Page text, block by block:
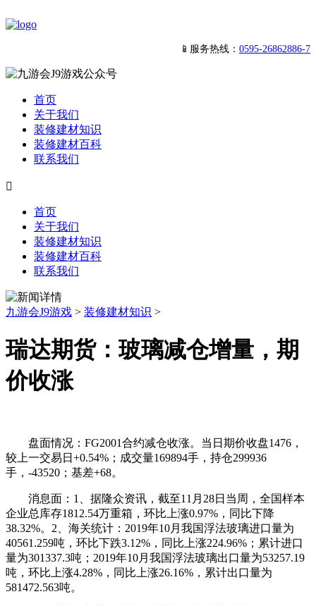
📱服务热线： 0595-26862886-7
首页
关于我们
装修建材知识
装修建材百科
联系我们

首页
关于我们
装修建材知识
装修建材百科
联系我们
九游会J9游戏 > 装修建材知识 >
瑞达期货：玻璃减仓增量，期
价收涨
盘面情况：FG2001合约减仓收涨。当日期价收盘1476，
较上一交易日+0.54%；成交量169894手，持仓299936
手，-43520；基差+68。
消息面：1、据隆众资讯，截至11月28日当周，全国样本
企业总库存1812.54万重箱，环比上涨0.97%，同比下降
38.32%。2、海关统计：2019年10月我国浮法玻璃进口量为
40561.259吨，环比下跌3.12%，同比上涨224.96%；累计进口
量为301337.3吨；2019年10月我国浮法玻璃出口量为53257.19
吨，环比上涨4.28%，同比上涨26.16%，累计出口量为
581472.563吨。